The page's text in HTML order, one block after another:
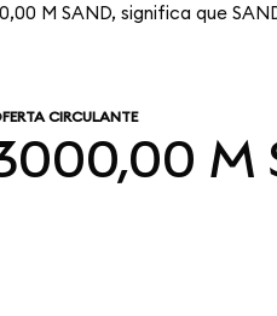
M SAND, significa que
CIRCULANTE
M